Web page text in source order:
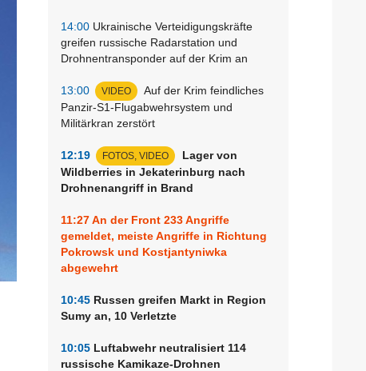
14:00 Ukrainische Verteidigungskräfte
greifen russische Radarstation und
Drohnentransponder auf der Krim an
13:00 VIDEO
Auf der Krim feindliches
Panzir-S1-Flugabwehrsystem und
Militärkran zerstört
12:19 FOTOS, VIDEO
Lager von
Wildberries in Jekaterinburg nach
Drohnenangriff in Brand
11:27An der Front 233 Angriffe
gemeldet, meiste Angriffe in Richtung
Pokrowsk und Kostjantyniwka
abgewehrt
10:45 Russen greifen Markt in Region
Sumy an, 10 Verletzte
10:05 Luftabwehr neutralisiert 114
russische Kamikaze-Drohnen